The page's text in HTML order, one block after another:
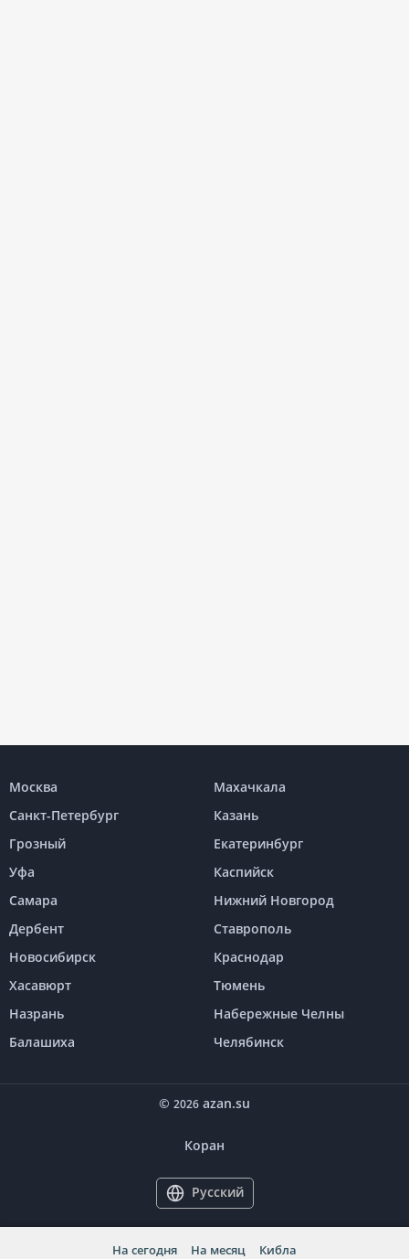
На сегодня На месяц Кибла
Москва
Махачкала
Санкт-Петербург
Казань
Грозный
Екатеринбург
Уфа
Каспийск
Самара
Нижний Новгород
Дербент
Ставрополь
Новосибирск
Краснодар
Хасавюрт
Тюмень
Назрань
Набережные Челны
Балашиха
Челябинск
© 2026 azan.su
Коран
Русский